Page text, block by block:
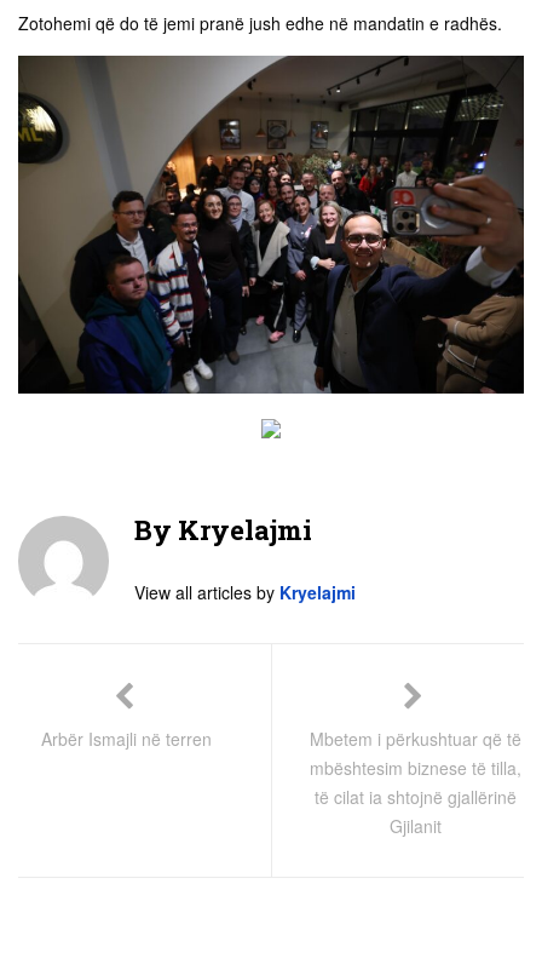
Zotohemi që do të jemi pranë jush edhe në mandatin e radhës.
By Kryelajmi
View all articles by Kryelajmi
Arbër Ismajli në terren
Mbetem i përkushtuar që të
mbështesim biznese të tilla,
të cilat ia shtojnë gjallërinë
Gjilanit